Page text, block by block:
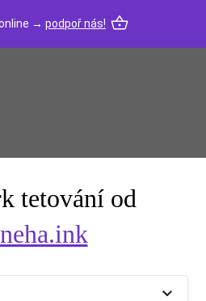
→ podpoř nás!
tetování od